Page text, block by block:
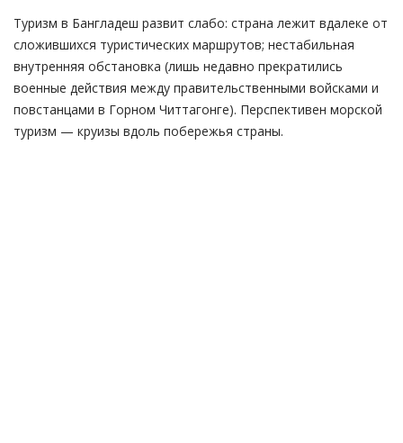
Туризм в Бангладеш развит слабо: страна лежит вдалеке от
сложившихся туристических маршрутов; нестабильная
внутренняя обстановка (лишь недавно прекратились
военные действия между правительственными войсками и
повстанцами в Горном Читтагонге). Перспективен морской
туризм — круизы вдоль побережья страны.